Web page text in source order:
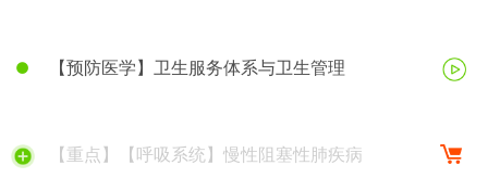
【预防医学】卫生服务体系与卫生管理
【重点】【呼吸系统】慢性阻塞性肺疾病